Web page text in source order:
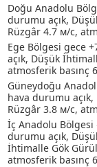
Doğu Anadolu
durumu açık,
Rüzgâr 4.7 м/с,
Ege Bölgesi gece
açık, Düşük
atmosferik basınç
Güneydoğu
hava durumu açık,
Rüzgâr 3.8 м/с,
İç Anadolu Bölgesi
durumu açık,
İhtimalle Gök
atmosferik basınç